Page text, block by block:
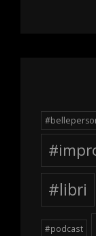
#libri
#podcast